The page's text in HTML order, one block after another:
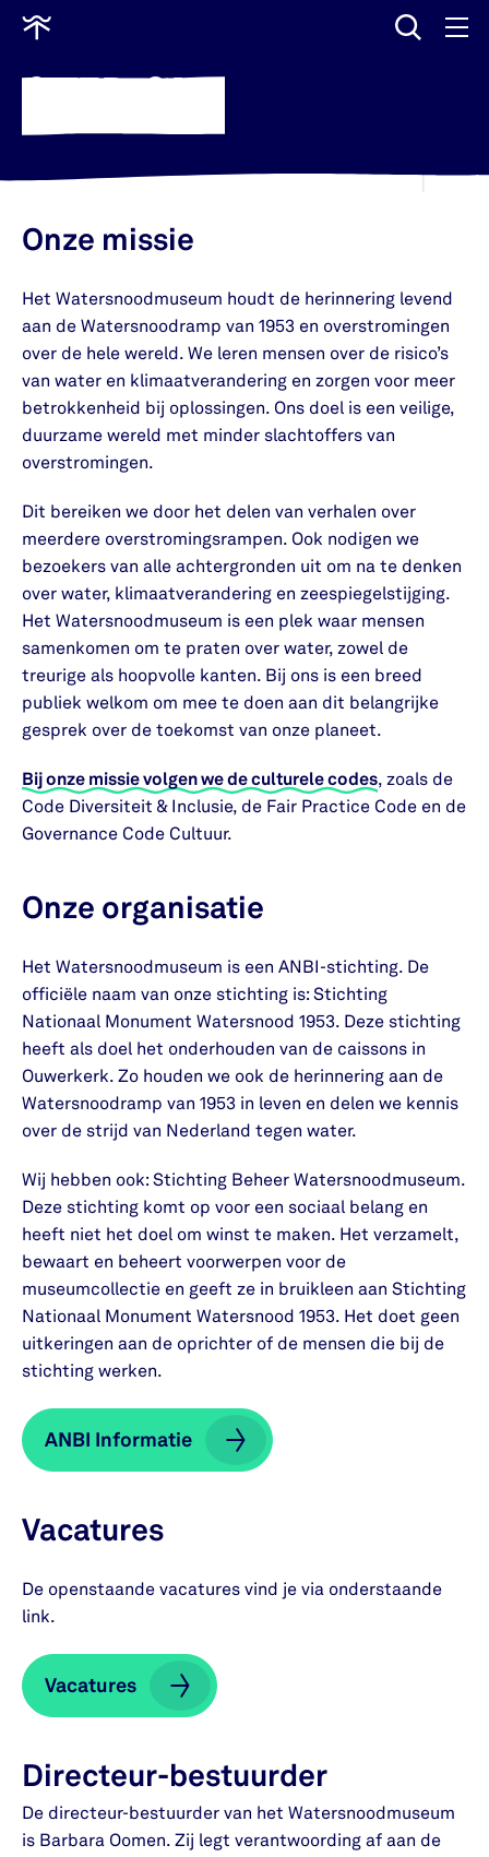
Ga
home
Onze missie
Het Watersnoodmuseum houdt de herinnering levend
aan de Watersnoodramp van 1953 en overstromingen
over de hele wereld. We leren mensen over de risico’s
van water en klimaatverandering en zorgen voor meer
betrokkenheid bij oplossingen. Ons doel is een veilige,
duurzame wereld met minder slachtoffers van
overstromingen.
Dit bereiken we door het delen van verhalen over
meerdere overstromingsrampen. Ook nodigen we
bezoekers van alle achtergronden uit om na te denken
over water, klimaatverandering en zeespiegelstijging.
Het Watersnoodmuseum is een plek waar mensen
samenkomen om te praten over water, zowel de
treurige als hoopvolle kanten. Bij ons is een breed
publiek welkom om mee te doen aan dit belangrijke
gesprek over de toekomst van onze planeet.
Bij onze missie volgen we de culturele codes, zoals de
Code Diversiteit & Inclusie, de Fair Practice Code en de
Governance Code Cultuur.
Onze organisatie
Het Watersnoodmuseum is een ANBI-stichting. De
officiële naam van onze stichting is: Stichting
Nationaal Monument Watersnood 1953. Deze stichting
heeft als doel het onderhouden van de caissons in
Ouwerkerk. Zo houden we ook de herinnering aan de
Watersnoodramp van 1953 in leven en delen we kennis
over de strijd van Nederland tegen water.
Wij hebben ook: Stichting Beheer Watersnoodmuseum.
Deze stichting komt op voor een sociaal belang en
heeft niet het doel om winst te maken. Het verzamelt,
bewaart en beheert voorwerpen voor de
museumcollectie en geeft ze in bruikleen aan Stichting
Nationaal Monument Watersnood 1953. Het doet geen
uitkeringen aan de oprichter of de mensen die bij de
stichting werken.
ANBI Informatie
ANBI Informatie
Vacatures
De openstaande vacatures vind je via onderstaande
link.
Vacatures
Vacatures
Directeur-bestuurder
De directeur-bestuurder van het Watersnoodmuseum
is Barbara Oomen. Zij legt verantwoording af aan de